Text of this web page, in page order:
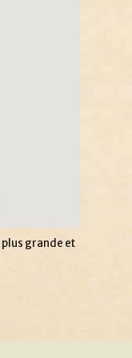
grande et